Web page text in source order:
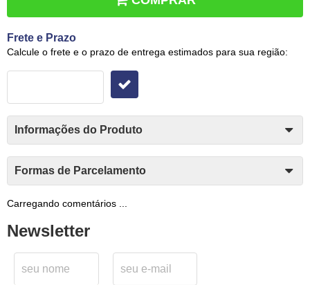
Frete e Prazo
Calcule o frete e o prazo de entrega estimados para sua região:
Informações do Produto
Formas de Parcelamento
Carregando comentários ...
Newsletter